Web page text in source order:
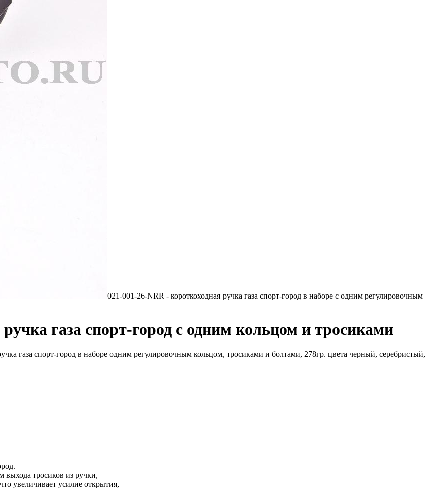
021-001-26-NRR - короткоходная ручка газа спорт-город в наборе с одним регулировочным
газа спорт-город с одним кольцом и тросиками
газа спорт-город в наборе одним регулировочным кольцом, тросиками и болтами, 278гр. цвета черный, серебристый,
выхода тросиков из ручки,
увеличивает усилие открытия,